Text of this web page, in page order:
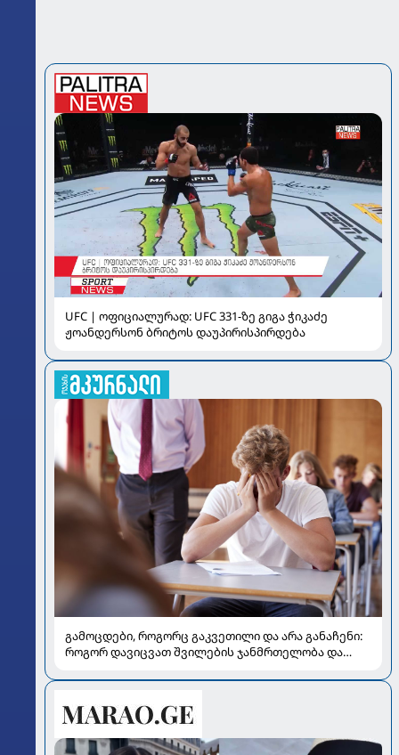
UFC | ოფიციალურად: UFC 331-ზე გიგა ჭიკაძე
ჟოანდერსონ ბრიტოს დაუპირისპირდება
გამოცდები, როგორც გაკვეთილი და არა განაჩენი:
როგორ დავიცვათ შვილების ჯანმრთელობა და